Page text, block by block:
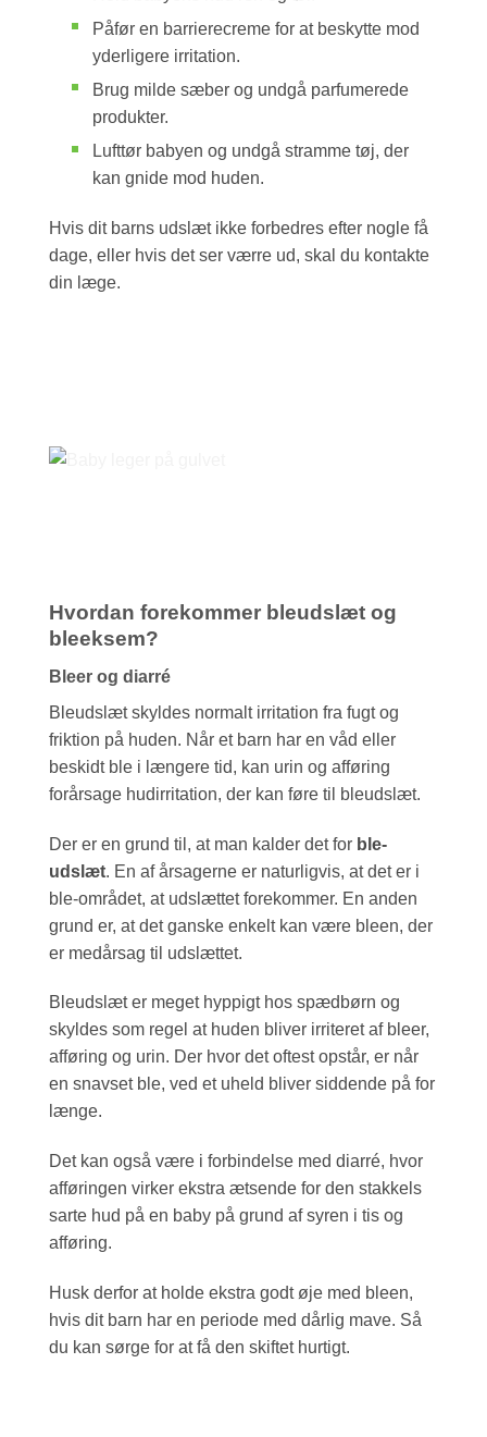
Påfør en barrierecreme for at beskytte mod
yderligere irritation.
Brug milde sæber og undgå parfumerede
produkter.
Lufttør babyen og undgå stramme tøj, der
kan gnide mod huden.
Hvis dit barns udslæt ikke forbedres efter nogle få
dage, eller hvis det ser værre ud, skal du kontakte
din læge.
Hvordan forekommer bleudslæt og
bleeksem?
Bleer og diarré
Bleudslæt skyldes normalt irritation fra fugt og
friktion på huden. Når et barn har en våd eller
beskidt ble i længere tid, kan urin og afføring
forårsage hudirritation, der kan føre til bleudslæt.
Der er en grund til, at man kalder det for ble-
udslæt. En af årsagerne er naturligvis, at det er i
ble-området, at udslættet forekommer. En anden
grund er, at det ganske enkelt kan være bleen, der
er medårsag til udslættet.
Bleudslæt er meget hyppigt hos spædbørn og
skyldes som regel at huden bliver irriteret af bleer,
afføring og urin. Der hvor det oftest opstår, er når
en snavset ble, ved et uheld bliver siddende på for
længe.
Det kan også være i forbindelse med diarré, hvor
afføringen virker ekstra ætsende for den stakkels
sarte hud på en baby på grund af syren i tis og
afføring.
Husk derfor at holde ekstra godt øje med bleen,
hvis dit barn har en periode med dårlig mave. Så
du kan sørge for at få den skiftet hurtigt.